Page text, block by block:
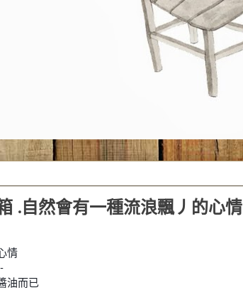
.自然會有一種流浪飄丿的心情
情
油而已